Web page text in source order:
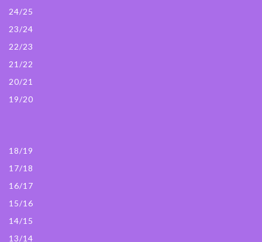
24/25
23/24
22/23
21/22
20/21
19/20
18/19
17/18
16/17
15/16
14/15
13/14